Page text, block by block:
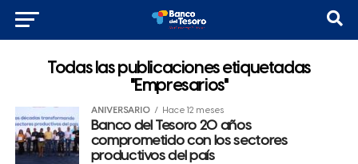
Todas las publicaciones etiquetadas
"Empresarios"
ANIVERSARIO Hace 12 meses
Banco del Tesoro 20 años
comprometido con los sectores
productivos del país